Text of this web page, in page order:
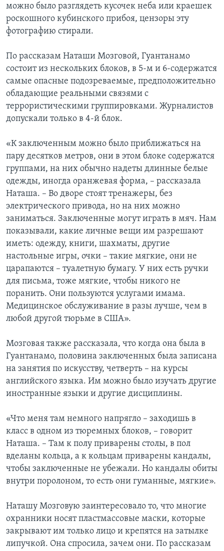
можно было разглядеть кусочек неба или краешек
роскошного кубинского прибоя, цензоры эту
фотографию стирали.
По рассказам Наташи Мозговой, Гуантанамо
состоит из нескольких блоков, в 5-м и 6-содержатся
самые опасные подозреваемые, предположительно
обладающие реальными связями с
террористическими группировками. Журналистов
допускали только в 4-й блок.
«К заключенным можно было приближаться на
пару десятков метров, они в этом блоке содержатся
группами, на них обычно надеты длинные белые
одежды, иногда оранжевая форма, – рассказала
Наташа. – Во дворе стоят тренажеры, без
электрического привода, но на них можно
заниматься. Заключенные могут играть в мяч. Нам
показывали, какие личные вещи им разрешают
иметь: одежду, книги, шахматы, другие
настольные игры, очки – такие мягкие, они не
царапаются – туалетную бумагу. У них есть ручки
для письма, тоже мягкие, чтобы никого не
поранить. Они пользуются услугами имама.
Медицинское обслуживание в разы лучше, чем в
любой другой тюрьме в США».
Мозговая также рассказала, что когда она была в
Гуантанамо, половина заключенных была записана
на занятия по искусству, четверть – на курсы
английского языка. Им можно было изучать другие
иностранные языки и другие дисциплины.
«Что меня там немного напрягло – заходишь в
класс в одном из тюремных блоков, – говорит
Наташа. – Там к полу приварены столы, в пол
вделаны кольца, а к кольцам приварены кандалы,
чтобы заключенные не убежали. Но кандалы обиты
внутри поролоном, то есть они гуманные, мягкие».
Наташу Мозговую заинтересовало то, что многие
охранники носят пластмассовые маски, которые
закрывают им только лицо и крепятся на затылке
липучкой. Она спросила, зачем они. По рассказам